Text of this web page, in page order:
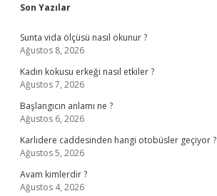
Sidebar
Son Yazılar
Sunta vida ölçüsü nasıl okunur ?
Ağustos 8, 2026
Kadın kokusu erkeği nasıl etkiler ?
Ağustos 7, 2026
Başlangıcın anlamı ne ?
Ağustos 6, 2026
Karlıdere caddesinden hangi otobüsler geçiyor ?
Ağustos 5, 2026
Avam kimlerdir ?
Ağustos 4, 2026